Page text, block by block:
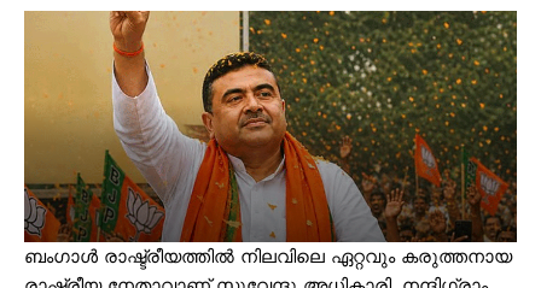
ബംഗാള്‍ രാഷ്ട്രീയത്തില്‍ നിലവിലെ ഏറ്റവും കരുത്തനായ